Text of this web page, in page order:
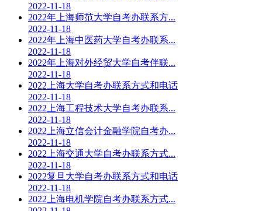
2022-11-18
2022年上海师范大学自考办联系方...
2022-11-18
2022年上海中医药大学自考办联系...
2022-11-18
2022年上海对外经贸大学自考伴联...
2022-11-18
2022上海大学自考办联系方式和电话
2022-11-18
2022上海工程技术大学自考办联系...
2022-11-18
2022上海立信会计金融学院自考办...
2022-11-18
2022上海交通大学自考办联系方式...
2022-11-18
2022复旦大学自考办联系方式和电话
2022-11-18
2022上海电机学院自考办联系方式...